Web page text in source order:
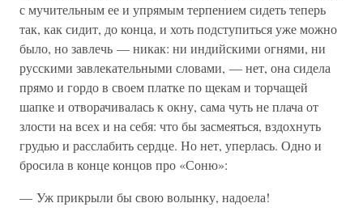
с мучительным ее и упрямым терпением сидеть теперь
так, как сидит, до конца, и хоть подступиться уже можно
было, но завлечь — никак: ни индийскими огнями, ни
русскими завлекательными словами, — нет, она сидела
прямо и гордо в своем платке по щекам и торчащей
шапке и отворачивалась к окну, сама чуть не плача от
злости на всех и на себя: что бы засмеяться, вздохнуть
грудью и расслабить сердце. Но нет, уперлась. Одно и
бросила в конце концов про «Соню»:
— Уж прикрыли бы свою волынку, надоела!